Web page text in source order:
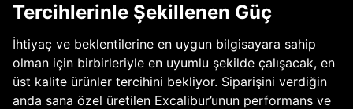
Tercihlerinle Şekillenen Güç
İhtiyaç ve beklentilerine en uygun bilgisayara sahip
olman için birbirleriyle en uyumlu şekilde çalışacak, en
üst kalite ürünler tercihini bekliyor. Siparişini verdiğin
anda sana özel üretilen Excalibur’unun performans ve